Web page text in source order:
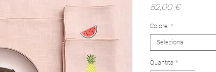
82,00 €Prezzo
Colore: *
Seleziona
Quantità *